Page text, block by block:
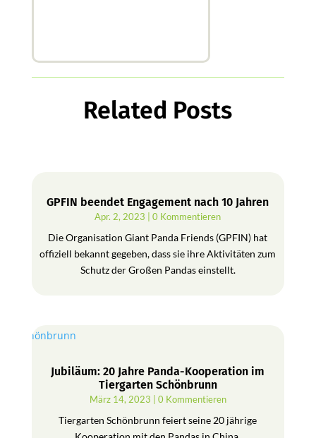
Related Posts
GPFIN beendet Engagement nach 10 Jahren
Apr. 2, 2023 | 0 Kommentieren
Die Organisation Giant Panda Friends (GPFIN) hat
offiziell bekannt gegeben, dass sie ihre Aktivitäten zum
Schutz der Großen Pandas einstellt.
Jubiläum: 20 Jahre Panda-Kooperation im
Tiergarten Schönbrunn
März 14, 2023 | 0 Kommentieren
Tiergarten Schönbrunn feiert seine 20 jährige